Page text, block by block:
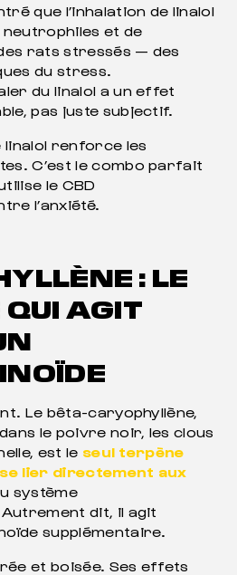
que l’inhalation de linalol
et de
rats stressés — des
du stress.
du linalol a un effet
pas juste subjectif.
linalol renforce les
C’est le combo parfait
le CBD
l’anxiété.
: LE
AGIT
Le bêta-caryophyllène,
le poivre noir, les clous
est le seul terpène
lier directement aux
système
dit, il agit
supplémentaire.
et boisée. Ses effets